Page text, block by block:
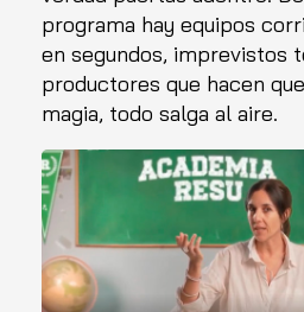
programa hay equipos
en segundos, imprevistos
productores que hacen
magia, todo salga al aire.